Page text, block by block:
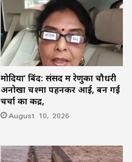
मोदिया’ बिंद: संसद में रेणुका चौधरी
अनोखा चश्मा पहनकर आईं, बन गईं
चर्चा का केंद्र,
August 10, 2026